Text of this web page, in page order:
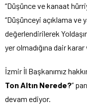
“Düşünce ve kanaat
“Düşünceyi açıklama ve
değerlendirilerek
yer olmadığına dair karar
İzmir İl Başkanımız
Ton Altın Nerede?”
devam ediyor.